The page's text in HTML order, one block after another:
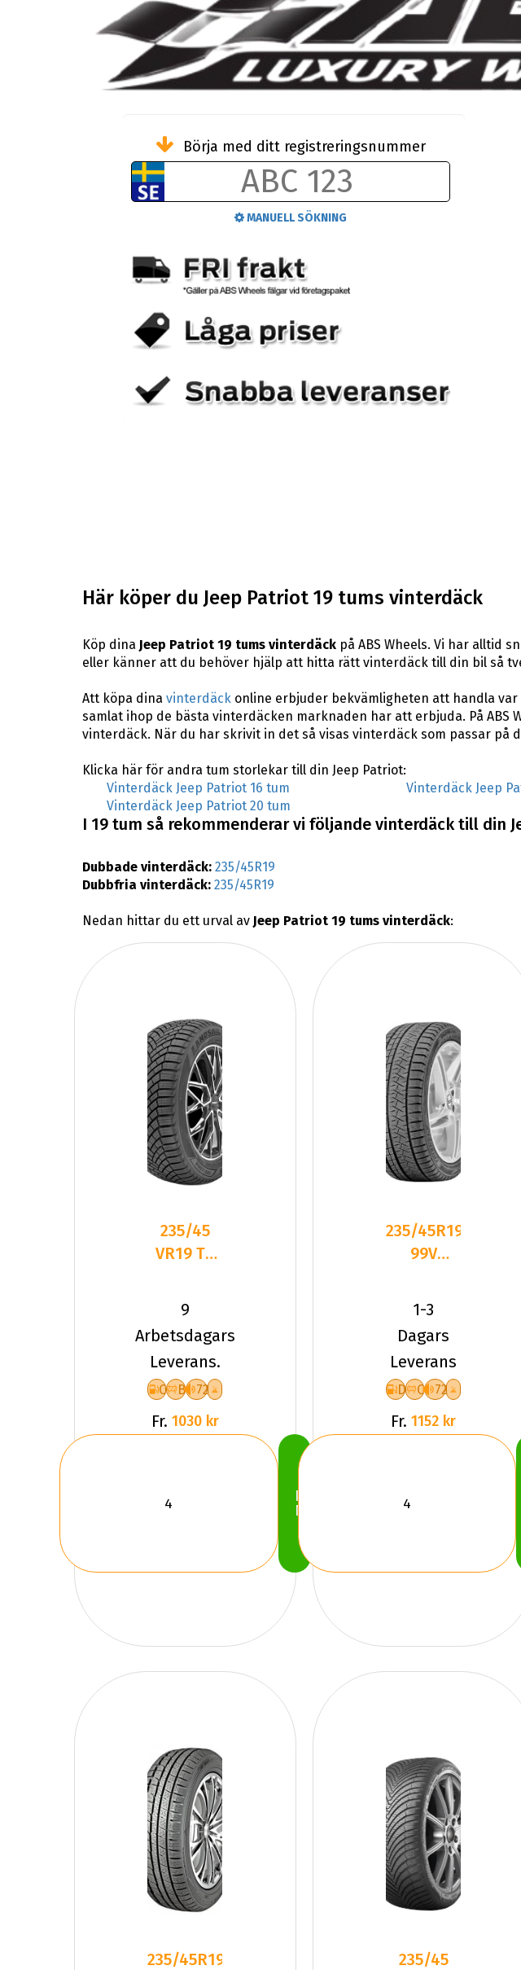
Börja med ditt registreringsnummer
MANUELL SÖKNING
Här köper du Jeep Patriot 19 tums vinterdäck
Köp dina Jeep Patriot 19 tums vinterdäckpå ABS Wheels. Vi har alltid
eller känner att du behöver hjälp att hitta rätt vinterdäck till din bil så
Att köpa dina vinterdäckonline erbjuder bekvämligheten att handla var
samlat ihop de bästa vinterdäcken marknaden har att erbjuda. På
vinterdäck. När du har skrivit in det så visas vinterdäck som passar på
Klicka här för andra tum storlekar till din Jeep Patriot:
Vinterdäck Jeep Patriot 16 tum
Vinterdäck Jeep
Vinterdäck Jeep Patriot 20 tum
I 19 tum så rekommenderar vi följande vinterdäck till din
Dubbade vinterdäck: 235/45R19
Dubbfria vinterdäck: 235/45R19
Nedan hittar du ett urval av Jeep Patriot 19 tums vinterdäck:
235/45
VR19 TL
LANDSAIL
4-
SEASONS
3 XL
9
Arbetsdagars
Leverans.
C B 72
Fr. 1030 kr
Köp
Nu
235/45R19
99V
PL02 XL
Friktion
2024
1-3
Dagars
Leverans
D C 72
Fr. 1152 kr
235/45R19
235/45